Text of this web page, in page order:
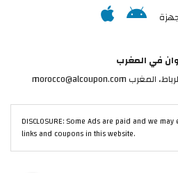
في المغرب
DISCLOSURE: Some Ads are paid and we
links and coupons in this website.